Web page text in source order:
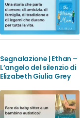
Segnalazione | Ethan –
L’angelo del silenzio di
Elizabeth Giulia Grey